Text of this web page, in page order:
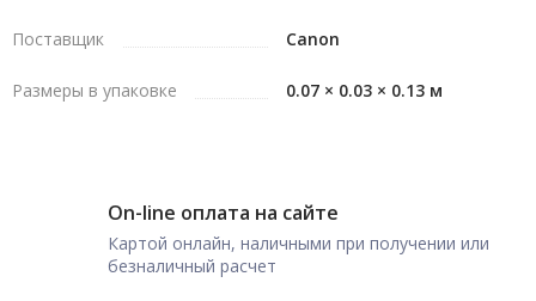
Поставщик Canon
Размеры в упаковке 0.07 × 0.03 × 0.13 м
On-line оплата на сайте
Картой онлайн, наличными при получении или
безналичный расчет